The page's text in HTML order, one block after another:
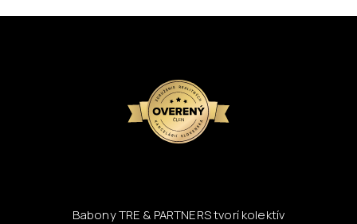
Babony TRE & PARTNERS tvorí kolektív